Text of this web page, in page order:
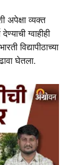
अपेक्षा व्यक्त
ग्वाहीही
विद्यापीठाच्या
घेतला.